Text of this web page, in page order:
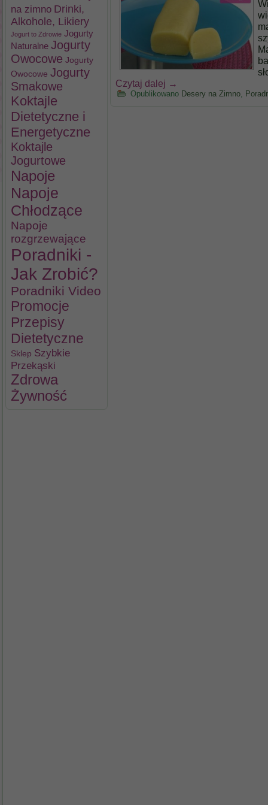
na zimno Drinki,
Alkohole, Likiery
Jogurt to Zdrowie Jogurty
Naturalne Jogurty
Owocowe Jogurty
Owocowe Jogurty
Smakowe
Koktajle
Dietetyczne i
Energetyczne
Koktajle
Jogurtowe
Napoje
Napoje
Chłodzące
Napoje
rozgrzewające
Poradniki -
Jak Zrobić?
Poradniki Video
Promocje
Przepisy
Dietetyczne
Sklep Szybkie
Przekąski
Zdrowa
Żywność
Czytaj dalej →
Opublikowano Desery na Zimno,